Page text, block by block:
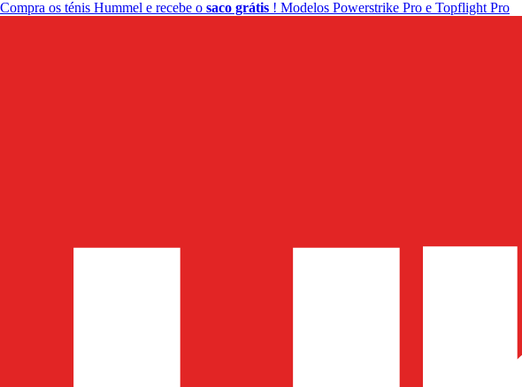
Compra os ténis Hummel e recebe o saco grátis ! Modelos Powerstrike Pro e Topflight Pro